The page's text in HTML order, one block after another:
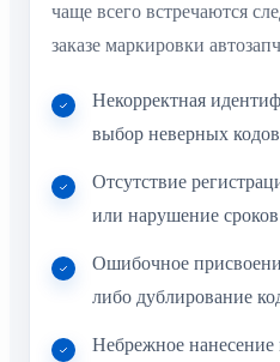
чаще всего встречаются
заказе маркировки
Некорректная
выбор неверных
Отсутствие
или нарушение сроков
Ошибочное
либо дублирование
Небрежное нанесение